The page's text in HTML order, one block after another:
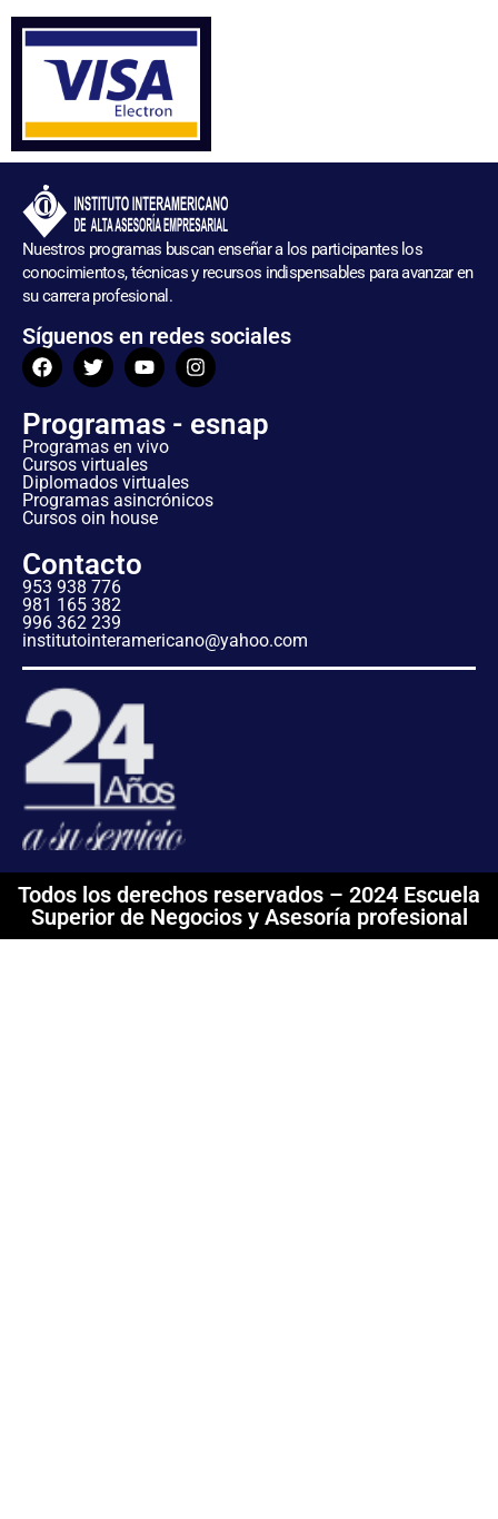
Nuestros programas buscan enseñar a los participantes los
conocimientos, técnicas y recursos indispensables para avanzar en
su carrera profesional.
Síguenos en redes sociales
Programas - esnap
Programas en vivo
Cursos virtuales
Diplomados virtuales
Programas asincrónicos
Cursos oin house
Contacto
953 938 776
981 165 382
996 362 239
institutointeramericano@yahoo.com
Todos los derechos reservados – 2024 Escuela
Superior de Negocios y Asesoría profesional